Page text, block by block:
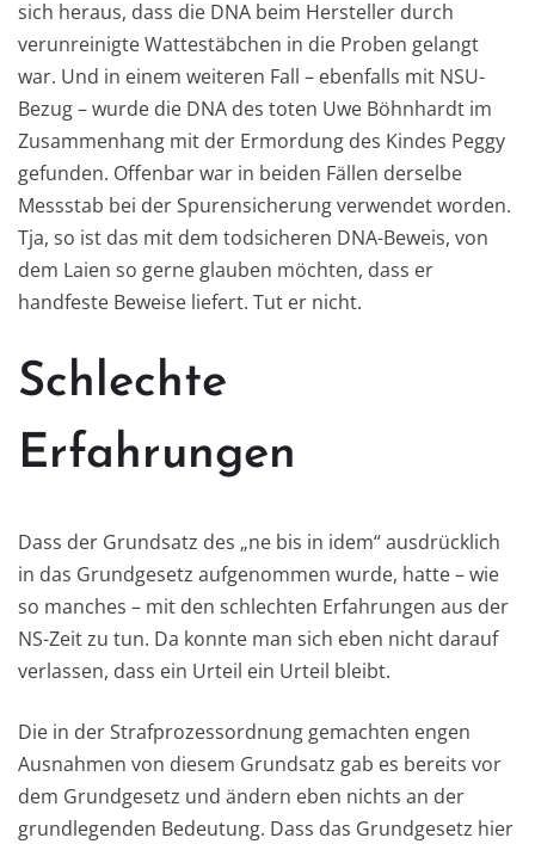
sich heraus, dass die DNA beim Hersteller durch
verunreinigte Wattestäbchen in die Proben gelangt
war. Und in einem weiteren Fall – ebenfalls mit NSU-
Bezug – wurde die DNA des toten Uwe Böhnhardt im
Zusammenhang mit der Ermordung des Kindes Peggy
gefunden. Offenbar war in beiden Fällen derselbe
Messstab bei der Spurensicherung verwendet worden.
Tja, so ist das mit dem todsicheren DNA-Beweis, von
dem Laien so gerne glauben möchten, dass er
handfeste Beweise liefert. Tut er nicht.
Schlechte
Erfahrungen
Dass der Grundsatz des „ne bis in idem“ ausdrücklich
in das Grundgesetz aufgenommen wurde, hatte – wie
so manches – mit den schlechten Erfahrungen aus der
NS-Zeit zu tun. Da konnte man sich eben nicht darauf
verlassen, dass ein Urteil ein Urteil bleibt.
Die in der Strafprozessordnung gemachten engen
Ausnahmen von diesem Grundsatz gab es bereits vor
dem Grundgesetz und ändern eben nichts an der
grundlegenden Bedeutung. Dass das Grundgesetz hier